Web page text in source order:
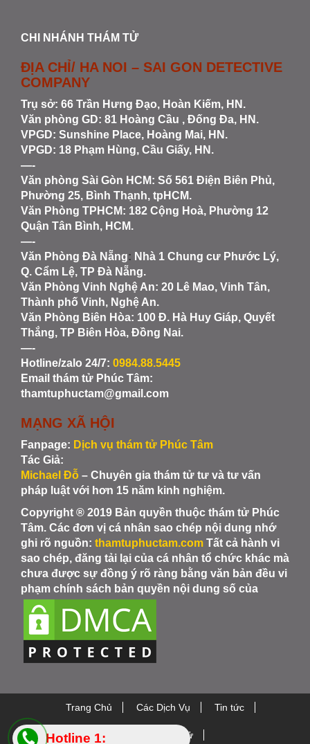
CHI NHÁNH THÁM TỬ
ĐỊA CHỈ/ HA NOI – SAI GON DETECTIVE
COMPANY
Trụ sở: 66 Trần Hưng Đạo, Hoàn Kiếm, HN.
Văn phòng GD: 81 Hoàng Cầu , Đống Đa, HN.
VPGD: Sunshine Place, Hoàng Mai, HN.
VPGD: 18 Phạm Hùng, Cầu Giấy, HN.
—-
Văn phòng Sài Gòn HCM: Số 561 Điện Biên Phủ,
Phường 25, Bình Thạnh, tpHCM.
Văn Phòng TPHCM: 182 Cộng Hoà, Phường 12
Quận Tân Bình, HCM.
—-
Văn Phòng Đà Nẵng: Nhà 1 Chung cư Phước Lý,
Q. Cẩm Lệ, TP Đà Nẵng.
Văn Phòng Vinh Nghệ An: 20 Lê Mao, Vinh Tân,
Thành phố Vinh, Nghệ An.
Văn Phòng Biên Hòa: 100 Đ. Hà Huy Giáp, Quyết
Thắng, TP Biên Hòa, Đồng Nai.
—-
Hotline/zalo 24/7: 0984.88.5445
Email thám tử Phúc Tâm:
thamtuphuctam@gmail.com
MẠNG XÃ HỘI
Fanpage: Dịch vụ thám tử Phúc Tâm
Tác Giả:
Michael Đỗ – Chuyên gia thám tử tư và tư vấn
pháp luật với hơn 15 năm kinh nghiệm.
Copyright ® 2019 Bản quyền thuộc thám tử Phúc
Tâm. Các đơn vị cá nhân sao chép nội dung nhớ
ghi rõ nguồn: thamtuphuctam.com Tất cả hành vi
sao chép, đăng tải lại của cá nhân tổ chức khác mà
chưa được sự đồng ý rõ ràng bằng văn bản đều vi
phạm chính sách bản quyền nội dung số của
Trang Chủ Các Dịch Vụ Tin tức
Thiết bị Thám Tử
Hotline 1: